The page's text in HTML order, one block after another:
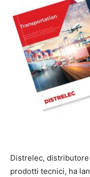
Distrelec,
prodotti tecnici, ha